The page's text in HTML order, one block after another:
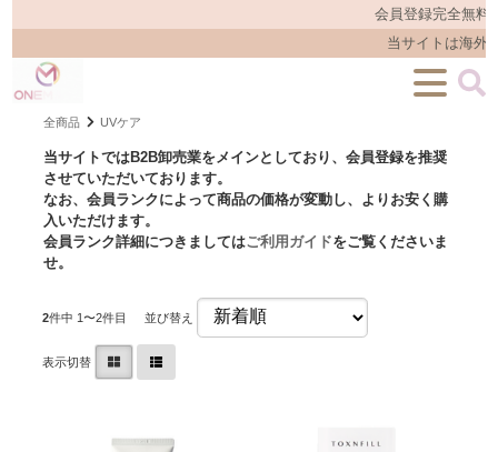
会員登録完全無料
当サイトは海外
全商品 UVケア
当サイトではB2B卸売業をメインとしており、会員登録を推奨
させていただいております。
なお、会員ランクによって商品の価格が変動し、よりお安く購
入いただけます。
会員ランク詳細につきましてはご利用ガイドをご覧くださいま
せ。
2件中 1〜2件目 並び替え
表示切替